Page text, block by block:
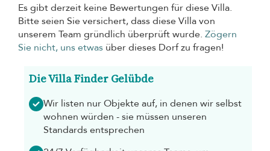
Es gibt derzeit keine Bewertungen für diese Villa.
Bitte seien Sie versichert, dass diese Villa von
unserem Team gründlich überprüft wurde. Zögern
Sie nicht, uns etwas über dieses Dorf zu fragen!
Die Villa Finder Gelübde
Wir listen nur Objekte auf, in denen wir selbst
wohnen würden - sie müssen unseren
Standards entsprechen